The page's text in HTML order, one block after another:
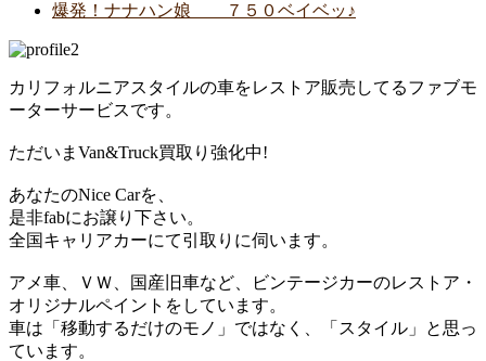
爆発！ナナハン娘 ７５０ベイベッ♪
カリフォルニアスタイルの車をレストア販売してるファブモ
ーターサービスです。
ただいまVan&Truck買取り強化中!
あなたのNice Carを、
是非fabにお譲り下さい。
全国キャリアカーにて引取りに伺います。
アメ車、ＶＷ、国産旧車など、ビンテージカーのレストア・
オリジナルペイントをしています。
車は「移動するだけのモノ」ではなく、「スタイル」と思っ
ています。